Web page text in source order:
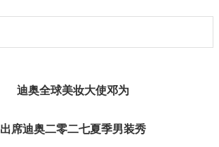
迪奥全球美妆大使邓为
出席迪奥二零二七夏季男装秀